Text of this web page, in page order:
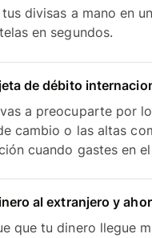
divisas a mano en
en segundos.
de débito
a preocuparte por
cambio o las altas
cuando gastes en
al extranjero y
que tu dinero llegue